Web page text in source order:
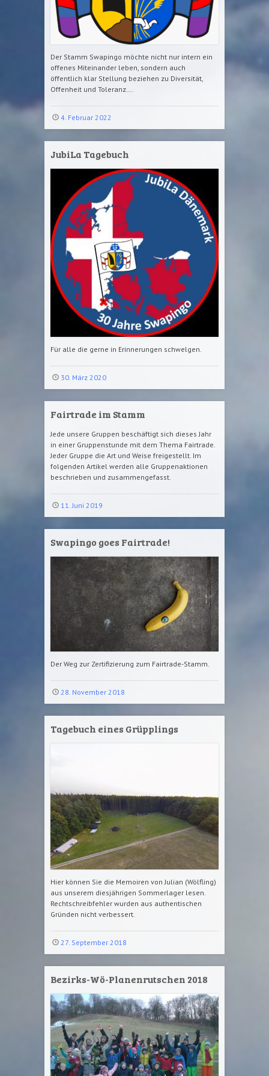
Der Stamm Swapingo möchte nicht nur intern ein
offenes Miteinander leben, sondern auch
öffentlich klar Stellung beziehen zu Diversität,
Offenheit und Toleranz….
4. Februar 2022
JubiLa Tagebuch
Für alle die gerne in Erinnerungen schwelgen.
30. März 2020
Fairtrade im Stamm
Jede unsere Gruppen beschäftigt sich dieses Jahr
in einer Gruppenstunde mit dem Thema Fairtrade.
Jeder Gruppe die Art und Weise freigestellt. Im
folgenden Artikel werden alle Gruppenaktionen
beschrieben und zusammengefasst.
11. Juni 2019
Swapingo goes Fairtrade!
Der Weg zur Zertifizierung zum Fairtrade-Stamm.
28. November 2018
Tagebuch eines Grüpplings
Hier können Sie die Memoiren von Julian (Wölfling)
aus unserem diesjährigen Sommerlager lesen.
Rechtschreibfehler wurden aus authentischen
Gründen nicht verbessert.
27. September 2018
Bezirks-Wö-Planenrutschen 2018